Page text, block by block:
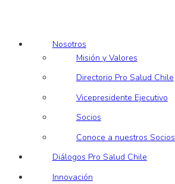
Nosotros
Misión y Valores
Directorio Pro Salud Chile
Vicepresidente Ejecutivo
Socios
Conoce a nuestros Socios
Diálogos Pro Salud Chile
Innovación